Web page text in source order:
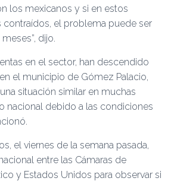
los mexicanos y si en estos
el problema puede ser
dijo.
en el sector, han descendido
el municipio de Gómez Palacio,
situación similar en muchas
nacional debido a las condiciones
el viernes de la semana pasada,
entre las Cámaras de
y Estados Unidos para observar si